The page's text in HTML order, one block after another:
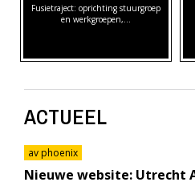
Fusietraject: oprichting stuurgroep
en werkgroepen,…
ACTUEEL
av phoenix
Nieuwe website: Utrecht